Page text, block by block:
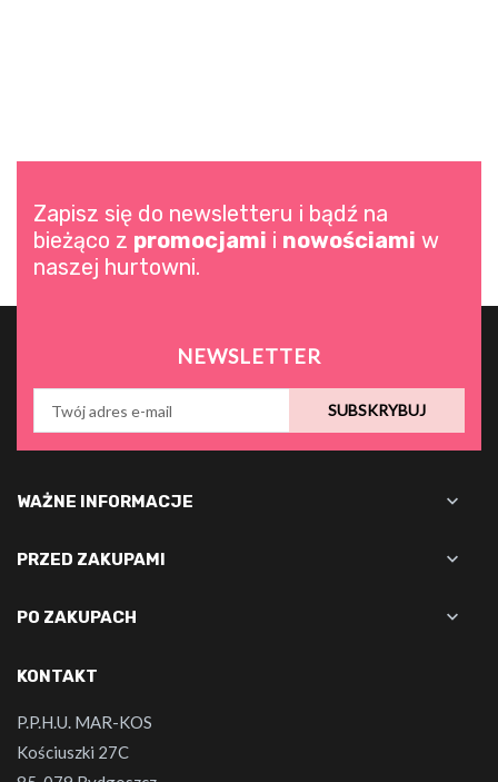
Zapisz się do newsletteru i bądź na
bieżąco z promocjami i nowościami w
naszej hurtowni.
NEWSLETTER
SUBSKRYBUJ
WAŻNE INFORMACJE 
PRZED ZAKUPAMI 
PO ZAKUPACH 
KONTAKT
P.P.H.U. MAR-KOS
Kościuszki 27C